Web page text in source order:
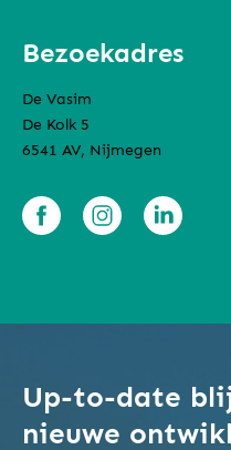
Bezoekadres
De Vasim
De Kolk 5
6541 AV, Nijmegen
Up-to-date
nieuwe